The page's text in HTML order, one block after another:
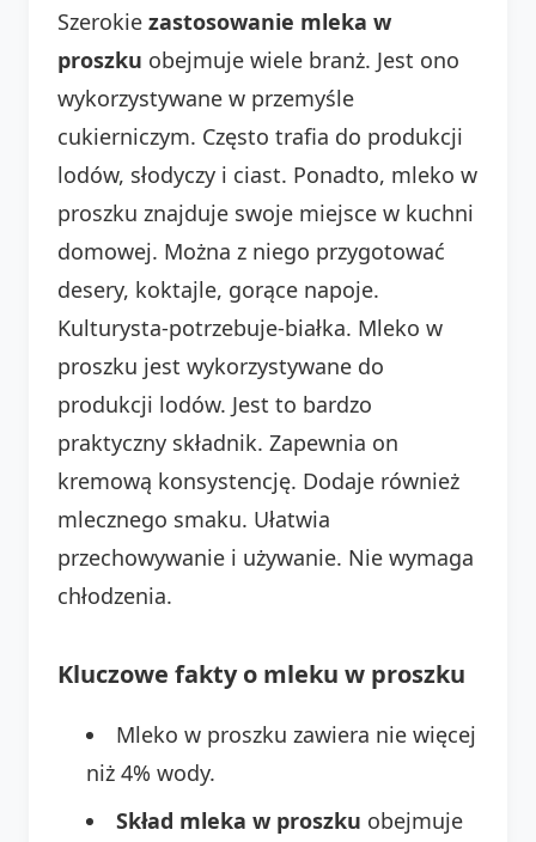
Szerokie zastosowanie mleka w
proszku obejmuje wiele branż. Jest ono
wykorzystywane w przemyśle
cukierniczym. Często trafia do produkcji
lodów, słodyczy i ciast. Ponadto, mleko w
proszku znajduje swoje miejsce w kuchni
domowej. Można z niego przygotować
desery, koktajle, gorące napoje.
Kulturysta-potrzebuje-białka. Mleko w
proszku jest wykorzystywane do
produkcji lodów. Jest to bardzo
praktyczny składnik. Zapewnia on
kremową konsystencję. Dodaje również
mlecznego smaku. Ułatwia
przechowywanie i używanie. Nie wymaga
chłodzenia.
Kluczowe fakty o mleku w proszku
Mleko w proszku zawiera nie więcej
niż 4% wody.
Skład mleka w proszku obejmuje